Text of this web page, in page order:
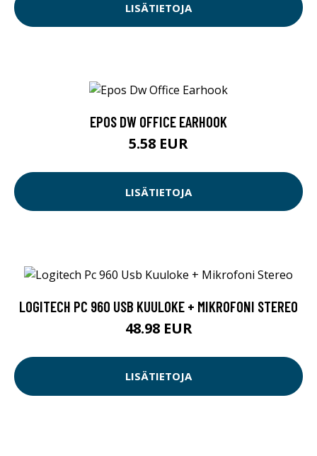
LISÄTIETOJA
EPOS DW OFFICE EARHOOK
5.58 EUR
LISÄTIETOJA
LOGITECH PC 960 USB KUULOKE + MIKROFONI STEREO
48.98 EUR
LISÄTIETOJA